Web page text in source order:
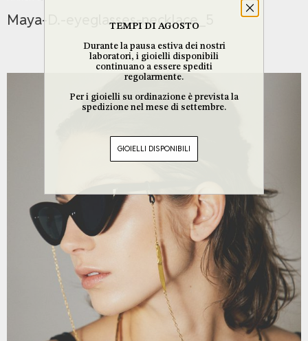
Maya-D.-eyeglasses-necklace_5
TEMPI DI AGOSTO
Durante la pausa estiva dei nostri
laboratori, i gioielli disponibili
continuano a essere spediti
regolarmente.
Per i gioielli su ordinazione è prevista la
spedizione nel mese di settembre.
GIOIELLI DISPONIBILI